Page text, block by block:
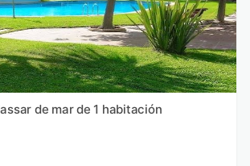
de mar de 1 habitación